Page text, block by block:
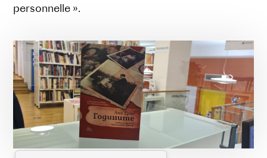
personnelle ».